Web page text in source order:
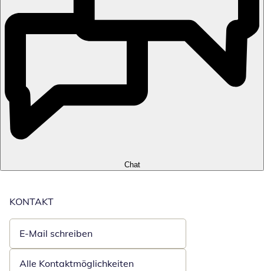
Chat
KONTAKT
E-Mail schreiben
Öffnet E-Mail-Client
Alle Kontaktmöglichkeiten